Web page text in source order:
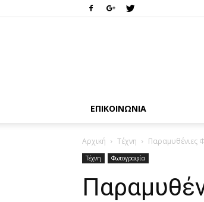
ΕΠΙΚΟΙΝΩΝΊΑ
Αρχική Τέχνη Παραμυθένιες
Τέχνη Φωτογραφία